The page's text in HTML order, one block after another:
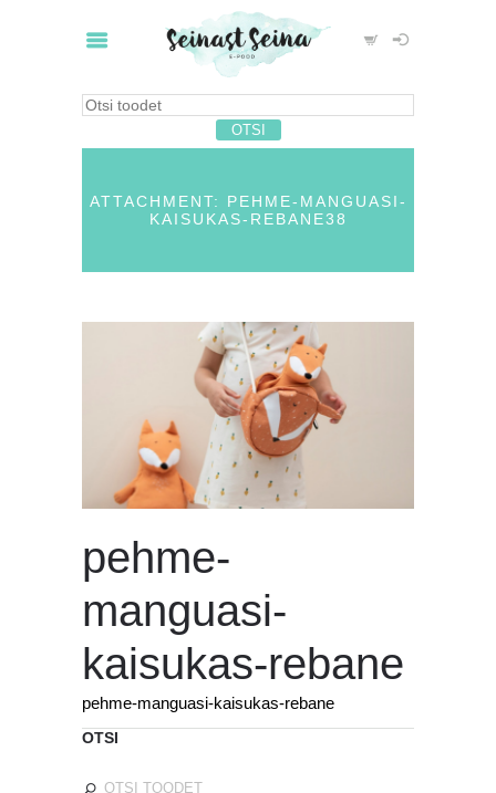
ATTACHMENT: PEHME-MANGUASI-
KAISUKAS-REBANE38
pehme-
manguasi-
kaisukas-rebane
pehme-manguasi-kaisukas-rebane
OTSI